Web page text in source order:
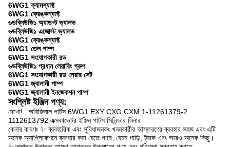
6WG1 ক্যামশ্যাফ্ট
6WG1 ক্রেঙ্কশ্যাফ্ট
৬ডব্লিউজি১ অ্যাডপ্ট ভ্যালভ
৬ডব্লিউজি১ এজোস্ট ভ্যালভ
6WG1 ক্রেঙ্কশ্যাফ্ট
6WG1 তেল পাম্প
6WG1 সংযোগকারী রড
৬ডব্লিউজি১ প্রধান লেয়ারিং গ্রুপ
6WG1 সংযোগকারী রড লেয়ার সেট
6WG1 জ্বালানী পাম্প
6WG1 জ্বালানী ইনজেকশন পাম্প
সংশ্লিষ্ট ইঞ্জিন পণ্য:
দেখো! : অরিজিনাল পার্টস 6WG1 EXY CXG CXM 1-11261379-2
1112613792 এক্সকাভেটর ইঞ্জিন পার্টস সিলিন্ডার লিনার
কেনার কারণঃ ✨ ব্যবহারিক এবং সুবিধাজনকঃ খননকারীর আস্তরণের ব্যবহার সহজ এবং এটি
অনেক অ্যাপ্লিকেশনে ব্যবহার করা যেতে পারে, যেমন গাড়ি, ট্রাক এবং আরও অনেক কিছু।